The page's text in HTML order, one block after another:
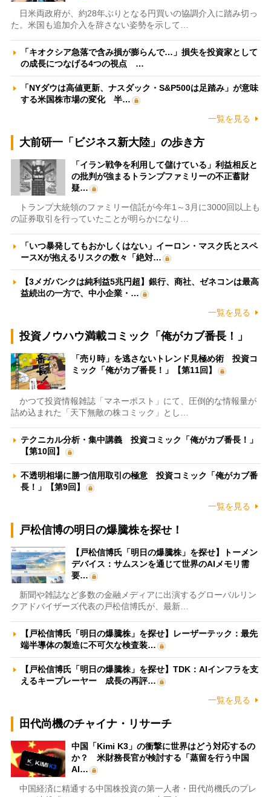
日米両政府が、約28年ぶりとなる円買いの協調介入に踏み切っ
た。米国も追加介入を辞さない姿勢を示して…
「キオクシア急落で含み損が膨らんで…」損失を投資家として
の成長につなげる4つの視点 …
「NYダウは高値更新、ナスダック・S&P500は足踏み」が意味
する米国株市場の変化 半…
一覧を見る
大前研一「ビジネス新大陸」の歩き方
「イラン戦争を利用して儲けている」利益相反と
の批判が強まるトランプファミリーの不正蓄財
疑…
トランプ大統領のファミリー信託が今年1～3月に3000回以上も
の証券取引を行っていたことが明らかになり…
「いつ暴発してもおかしくはない」イーロン・マスク氏とスペ
ースXが抱えるリスクの数々「絶対…
【3メガバンクは純利益5兆円超】銀行、商社、ゼネコンは最高
益続出の一方で、中小企業・…
一覧を見る
投資ノウハウ満載コミック「俺がカブ番長！」
「売り時」を逃さないトレンド見極め術 投資コ
ミック「俺がカブ番長！」【第11回】
かつて投資情報雑誌「マネーポスト」にて、圧倒的な情報量が
詰め込まれた「天下無敵の株コミック」とし…
テクニカル分析・集中講義 投資コミック「俺がカブ番長！」
【第10回】
不透明相場に勝つ信用取引の極意 投資コミック「俺がカブ番
長！」【第9回】
一覧を見る
戸松信博の明日の爆騰株を探せ！
【戸松信博氏「明日の爆騰株」を探せ】トーメン
デバイス：サムスンを通じて世界のAIメモリ需
要…
新聞や雑誌など多数の金融メディアに出演するグローバルリン
クアドバイザーズ代表の戸松信博氏が、最新…
【戸松信博氏「明日の爆騰株」を探せ】レーザーテック：最先
端半導体の製造に不可欠な検査装…
【戸松信博氏「明日の爆騰株」を探せ】TDK：AIインフラを支
えるキープレーヤー 成長の再評…
一覧を見る
田代尚機のチャイナ・リサーチ
中国「Kimi K3」の衝撃に世界はどう対応するの
か？ 米財務長官が検討する「蒸留を行う中国
AI…
中国経済に精通する中国株投資の第一人者・田代尚機氏のプレ